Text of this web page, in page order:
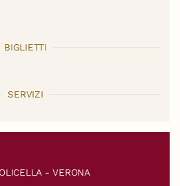
BIGLIETTI
SERVIZI
- VERONA